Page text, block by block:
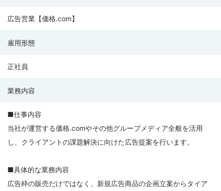
募
広告営業【価格.com】
雇用形態
正社員
業務内容
■仕事内容
当社が運営する価格.comやその他グループメディア全般を活用
し、クライアントの課題解決に向けた広告提案を行います。
■具体的な業務内容
広告枠の販売だけではなく、新規広告商品の企画立案からタイア